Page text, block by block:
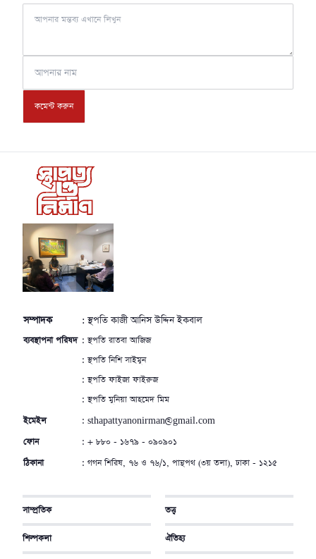
সম্পাদক : স্থপতি কাজী আনিস উদ্দিন ইকবাল
ব্যবস্থাপনা পরিষদ : স্থপতি রাতবা আজিজ
: স্থপতি নিশি সাইমুন
: স্থপতি ফাইজা ফাইরুজ
: স্থপতি মুনিয়া আহমেদ মিম
ইমেইল
: sthapattyanonirman@gmail.com
ফোন
: + ৮৮০ - ১৬৭৯ - ০৯০৯০১
ঠিকানা
: গগন শিরিষ, ৭৬ ও ৭৬/১, পান্থপথ (৩য় তলা), ঢাকা - ১২১৫
সাম্প্রতিক তত্ত্ব
শিল্পকলা ঐতিহ্য